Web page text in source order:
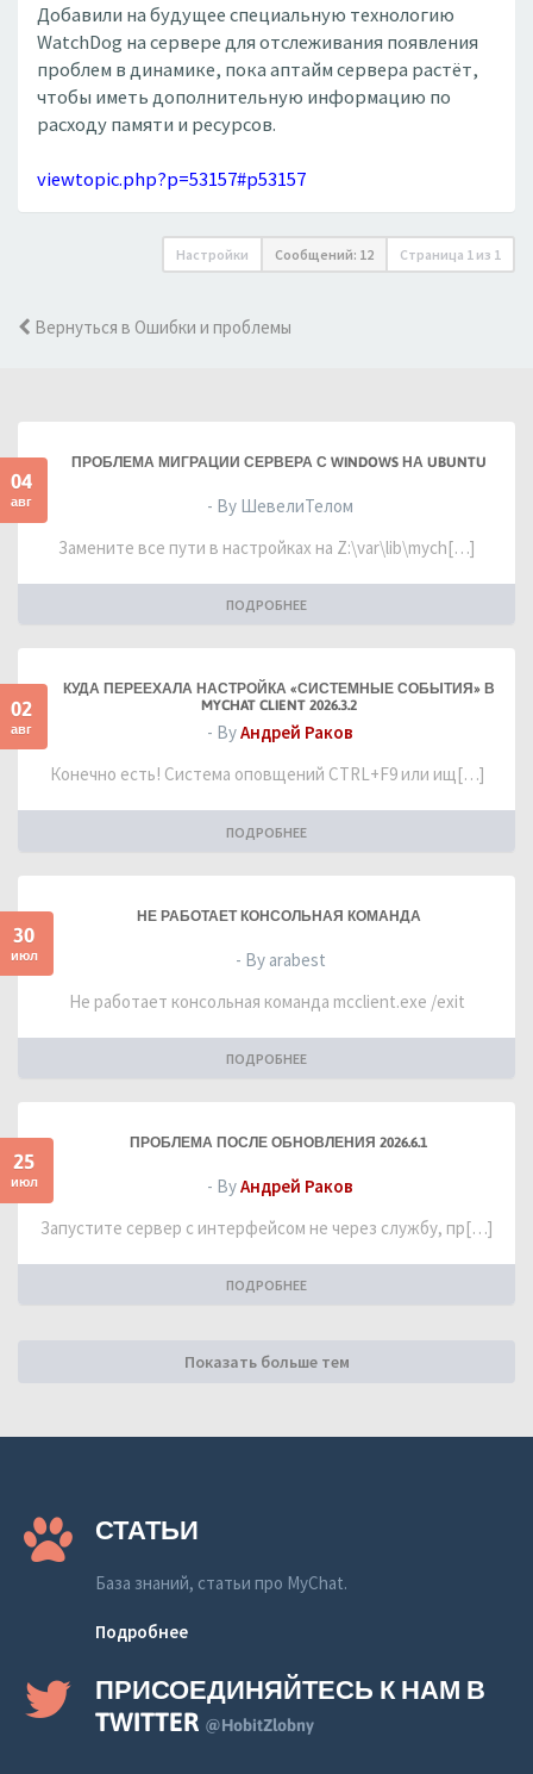
Добавили на будущее специальную технологию
WatchDog на сервере для отслеживания появления
проблем в динамике, пока аптайм сервера растёт,
чтобы иметь дополнительную информацию по
расходу памяти и ресурсов.
viewtopic.php?p=53157#p53157
Настройки Сообщений: 12 Страница 1 из 1
Вернуться в Ошибки и проблемы
04
авг
ПРОБЛЕМА МИГРАЦИИ СЕРВЕРА С WINDOWS НА UBUNTU
- By ШевелиТелом
Замените все пути в настройках на Z:\var\lib\mych[…]
ПОДРОБНЕЕ
02
авг
КУДА ПЕРЕЕХАЛА НАСТРОЙКА «СИСТЕМНЫЕ СОБЫТИЯ» В
MYCHAT CLIENT 2026.3.2
- ByАндрей Раков
Конечно есть! Система оповщений CTRL+F9 или ищ[…]
ПОДРОБНЕЕ
30
июл
НЕ РАБОТАЕТ КОНСОЛЬНАЯ КОМАНДА
- By arabest
Не работает консольная команда mcclient.exe /exit
ПОДРОБНЕЕ
25
июл
ПРОБЛЕМА ПОСЛЕ ОБНОВЛЕНИЯ 2026.6.1
- ByАндрей Раков
Запустите сервер с интерфейсом не через службу, пр[…]
ПОДРОБНЕЕ
Показать больше тем
СТАТЬИ
База знаний, статьи про MyChat.
Подробнее
ПРИСОЕДИНЯЙТЕСЬ К НАМ В
TWITTER @HobitZlobny